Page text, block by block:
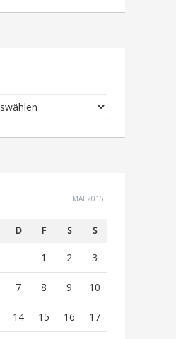
MAI 2015
D F S S
1 2 3
7 8 9 10
14 15 16 17